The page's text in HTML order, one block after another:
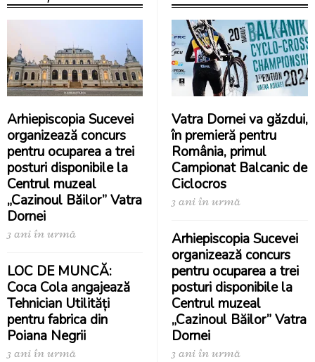
Arhiepiscopia Sucevei
organizează concurs
pentru ocuparea a trei
posturi disponibile la
Centrul muzeal
„Cazinoul Băilor” Vatra
Dornei
3 ani în urmă
LOC DE MUNCĂ:
Coca Cola angajează
Tehnician Utilități
pentru fabrica din
Poiana Negrii
3 ani în urmă
Vatra Dornei va găzdui,
în premieră pentru
România, primul
Campionat Balcanic de
Ciclocros
3 ani în urmă
Arhiepiscopia Sucevei
organizează concurs
pentru ocuparea a trei
posturi disponibile la
Centrul muzeal
„Cazinoul Băilor” Vatra
Dornei
3 ani în urmă